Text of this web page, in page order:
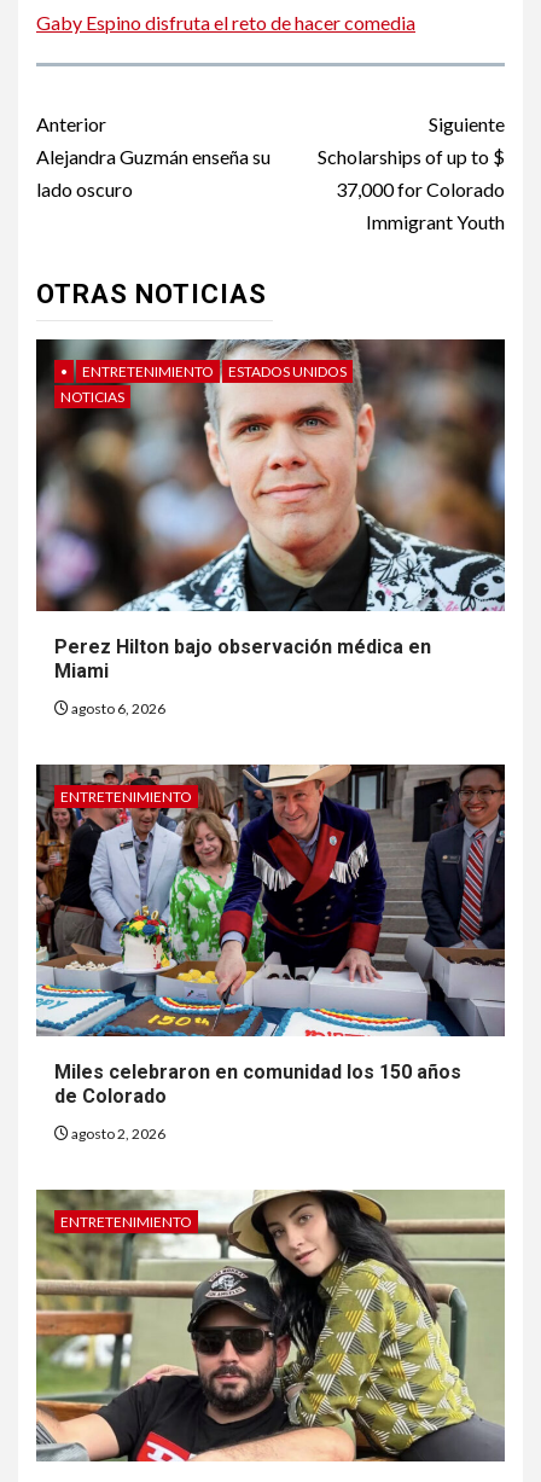
Gaby Espino disfruta el reto de hacer comedia
Post
navigation
Anterior
Alejandra Guzmán enseña su
lado oscuro
Siguiente
Scholarships of up to $
37,000 for Colorado
Immigrant Youth
OTRAS NOTICIAS
• ENTRETENIMIENTO
ESTADOS UNIDOS
NOTICIAS
Perez Hilton bajo observación médica en
Miami
agosto 6, 2026
ENTRETENIMIENTO
Miles celebraron en comunidad los 150 años
de Colorado
agosto 2, 2026
ENTRETENIMIENTO
6
HOGAR Y SALUD
Generación Z ignora riesgo
de cáncer al broncearse
HOGAR Y SALUD
8
HOGAR Y SALUD
Insistir también tiene su
precio
9 • ESTADOS UNIDOS HOGAR Y SALUD
NOTICIAS
EE. UU. reporta sus primeras
dos muertes por Cyclospora
en Michigan